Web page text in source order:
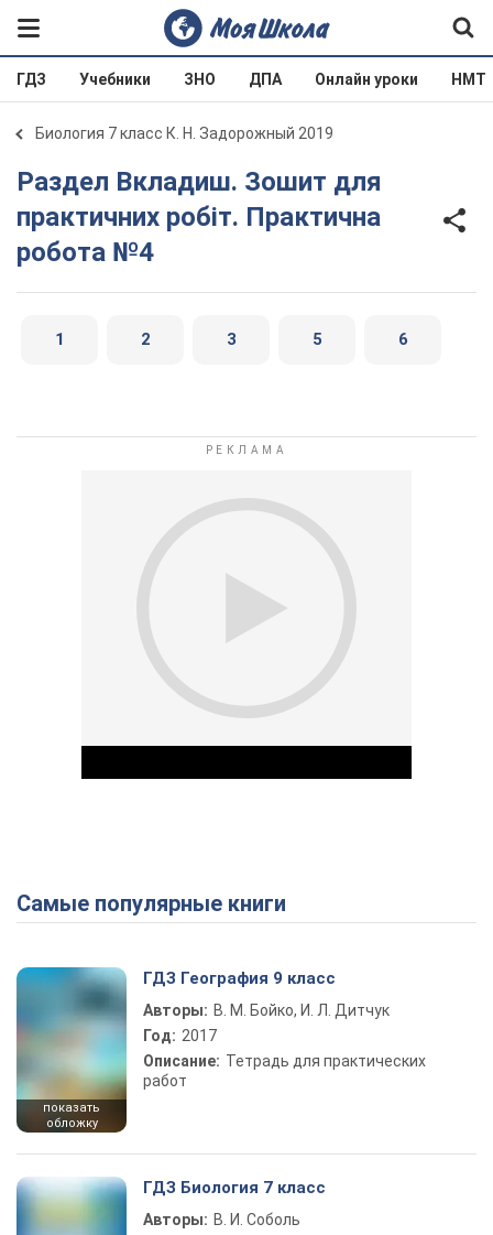
ГДЗ Учебники ЗНО ДПА Онлайн уроки НМТ
Биология 7 класс К. Н. Задорожный 2019
Раздел Вкладиш. Зошит для
практичних робіт. Практична
робота №4
1 2 3 5 6
Play Video
Самые популярные книги
показать
обложку
ГДЗ География 9 класс
Авторы: В. М. Бойко, И. Л. Дитчук
Год: 2017
Описание: Тетрадь для практических
работ
ГДЗ Биология 7 класс
Авторы: В. И. Соболь